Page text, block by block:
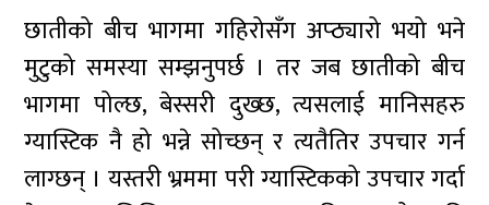
छातीको बीच भागमा गहिरोसँग अप्ठ्यारो भयो भने
मुटुको समस्या सम्झनुपर्छ । तर जब छातीको बीच
भागमा पोल्छ, बेस्सरी दुख्छ, त्यसलाई मानिसहरु
ग्यास्टिक नै हो भन्ने सोच्छन् र त्यतैतिर उपचार गर्न
लाग्छन् । यस्तरी भ्रममा परी ग्यास्टिकको उपचार गर्दा